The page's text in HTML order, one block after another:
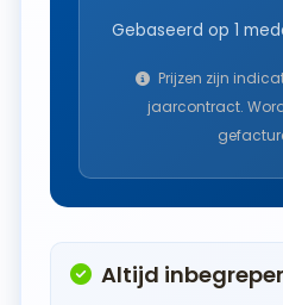
Gebaseerd op 1
Prijzen zijn
jaarcontract.
Altijd